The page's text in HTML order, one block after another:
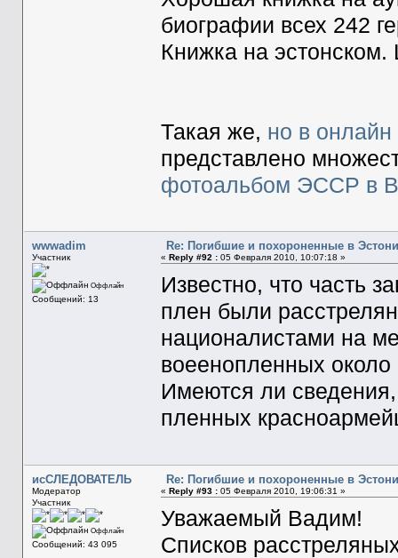
биографии всех 242
Книжка на
Такая же, но в онлайн
представлено
фотоальбом ЭССР в
wwwadim
Участник
Оффлайн
Сообщений: 13
Re: Погибшие и похороненные в
« Reply #92 :05 Февраля 2010, 10:07:18 »
Известно, что часть
плен были
националистами на
воеенопленных
Имеются ли
пленных
исСЛЕДОВАТЕЛЬ
Модератор
Участник
Оффлайн
Сообщений: 43 095
Re: Погибшие и похороненные в
« Reply #93 :05 Февраля 2010, 19:06:31 »
Уважаемый Вадим!
Списков